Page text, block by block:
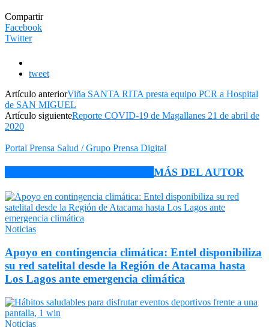
Compartir
Facebook
Twitter
tweet
Artículo anteriorViña SANTA RITA presta equipo PCR a Hospital
de SAN MIGUEL
Artículo siguienteReporte COVID-19 de Magallanes 21 de abril de
2020
Portal Prensa Salud / Grupo Prensa Digital
MÁS DEL AUTOR
Noticias
Apoyo en contingencia climática: Entel disponibiliza
su red satelital desde la Región de Atacama hasta
Los Lagos ante emergencia climática
Noticias